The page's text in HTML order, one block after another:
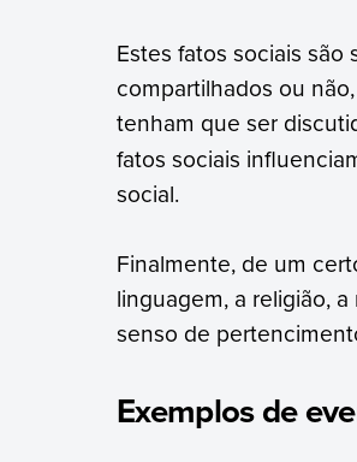
Estes fatos sociais
compartilhados ou
tenham que ser
fatos sociais
social.
Finalmente, de um
linguagem, a religião,
senso de
Exemplos de